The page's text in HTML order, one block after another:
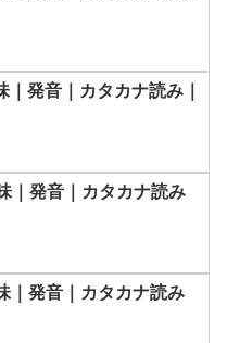
発音｜カタカナ読み｜
｜発音｜カタカナ読み
｜発音｜カタカナ読み